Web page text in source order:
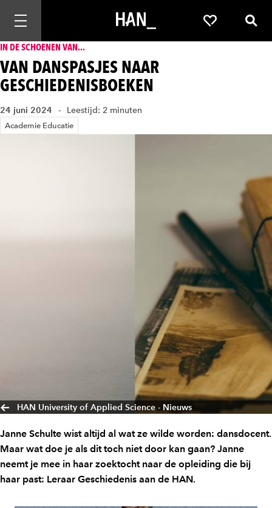
Mobiele navigatie openen Favorieten
IN DE SCHOENEN VAN...
VAN DANSPASJES NAAR
GESCHIEDENISBOEKEN
24 juni 2024 Leestijd: 2 minuten
Academie Educatie
HAN University of Applied Science - Nieuws
Janne Schulte wist altijd al wat ze wilde worden: dansdocent.
Maar wat doe je als dit toch niet door kan gaan? Janne
neemt je mee in haar zoektocht naar de opleiding die bij
haar past: Leraar Geschiedenis aan de HAN.